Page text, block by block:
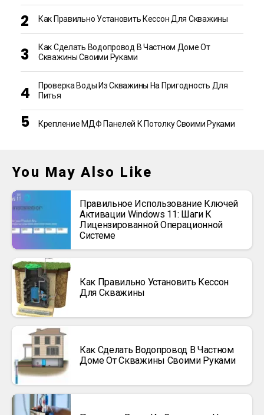
Как Правильно Установить Кессон Для Скважины
Как Сделать Водопровод В Частном Доме От
Скважины Своими Руками
Проверка Воды Из Скважины На Пригодность Для
Питья
Крепление МДФ Панелей К Потолку Своими Руками
You May Also Like
Правильное Использование Ключей
Активации Windows 11: Шаги К
Лицензированной Операционной
Системе
Как Правильно Установить Кессон
Для Скважины
Как Сделать Водопровод В Частном
Доме От Скважины Своими Руками